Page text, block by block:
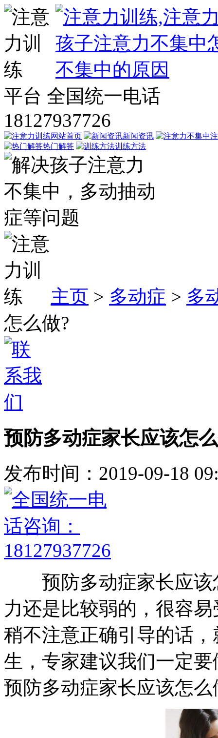
平台 全国统一电话
18127937726
网站首页 新闻资讯
热门解答
训练方法
主页 > 多动症 > 多
怎么做?
预防多动症家长应该怎
发布时间：2019-09-18
预防多动症家长应该
力还是比较弱的，很容
稍不注意正确引导的话
生，专家建议我们一定
预防多动症家长应该怎么